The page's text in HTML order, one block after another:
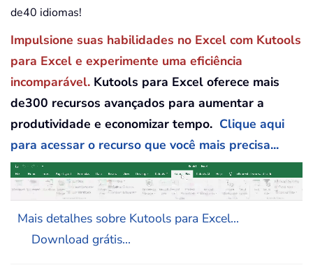
de40 idiomas!
Impulsione suas habilidades no Excel com Kutools
para Excel e experimente uma eficiência
incomparável. Kutools para Excel oferece mais
de300 recursos avançados para aumentar a
produtividade e economizar tempo. Clique aqui
para acessar o recurso que você mais precisa...
Mais detalhes sobre Kutools para Excel...
Download grátis...